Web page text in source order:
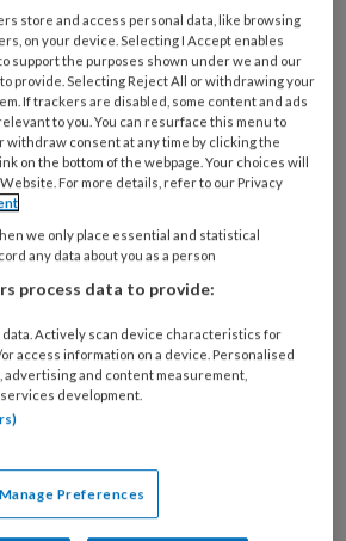
daarin zullen spelen.
REGISTREREN
dit artikel lezen?
gratis per maand
of abonnement?
store and access personal data, like browsing
on your device. Selecting I Accept enables
support the purposes shown under we and our
provide. Selecting Reject All or withdrawing your
If trackers are disabled, some content and ads
to you. You can resurface this menu to
withdraw consent at any time by clicking the
on the bottom of the webpage. Your choices will
For more details, refer to our Privacy
we only place essential and statistical
any data about you as a person
process data to provide:
data. Actively scan device characteristics for
access information on a device. Personalised
and content measurement,
development.
Manage Preferences